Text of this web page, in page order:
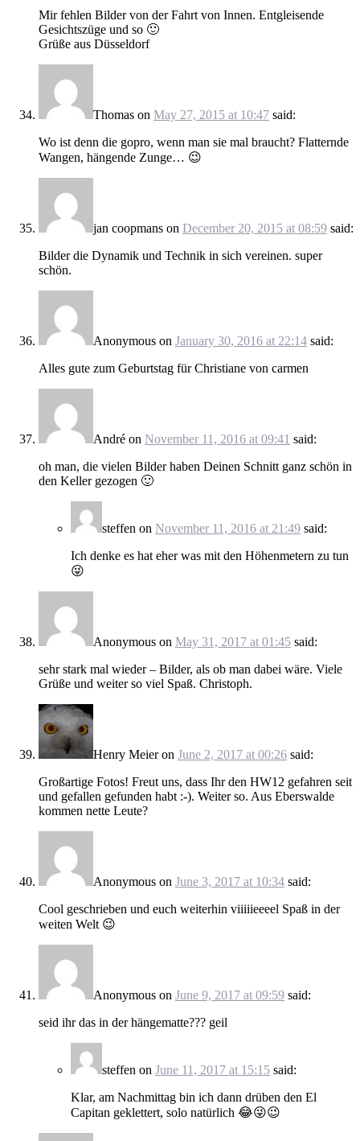
Mir fehlen Bilder von der Fahrt von Innen. Entgleisende
Gesichtszüge und so 🙂
Grüße aus Düsseldorf
Thomas on May 27, 2015 at 10:47 said:
Wo ist denn die gopro, wenn man sie mal braucht? Flatternde
Wangen, hängende Zunge… 😉
jan coopmans on December 20, 2015 at 08:59 said:
Bilder die Dynamik und Technik in sich vereinen. super
schön.
Anonymous on January 30, 2016 at 22:14 said:
Alles gute zum Geburtstag für Christiane von carmen
André on November 11, 2016 at 09:41 said:
oh man, die vielen Bilder haben Deinen Schnitt ganz schön in
den Keller gezogen 🙂
steffen on November 11, 2016 at 21:49 said:
Ich denke es hat eher was mit den Höhenmetern zu tun
😜
Anonymous on May 31, 2017 at 01:45 said:
sehr stark mal wieder – Bilder, als ob man dabei wäre. Viele
Grüße und weiter so viel Spaß. Christoph.
Henry Meieron June 2, 2017 at 00:26 said:
Großartige Fotos! Freut uns, dass Ihr den HW12 gefahren seit
und gefallen gefunden habt :-). Weiter so. Aus Eberswalde
kommen nette Leute?
Anonymous on June 3, 2017 at 10:34 said:
Cool geschrieben und euch weiterhin viiiiieeeel Spaß in der
weiten Welt 😉
Anonymous on June 9, 2017 at 09:59 said:
seid ihr das in der hängematte??? geil
steffen on June 11, 2017 at 15:15 said:
Klar, am Nachmittag bin ich dann drüben den El
Capitan geklettert, solo natürlich 😂😜😉